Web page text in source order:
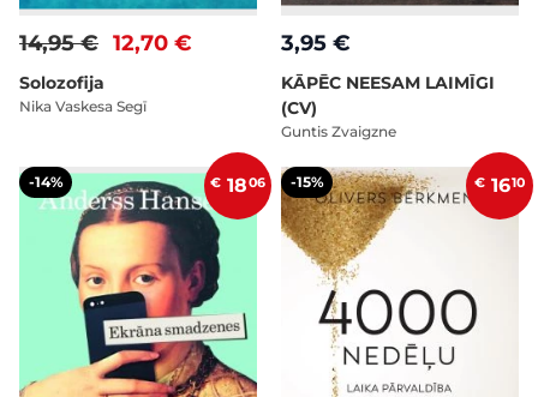
12,70 €
14,95 €
Solozofija
Nika Vaskesa Segī
3,95 €
KĀPĒC NEESAM LAIMĪGI
(CV)
Guntis Zvaigzne
-14% € 1806 -15% € 1610